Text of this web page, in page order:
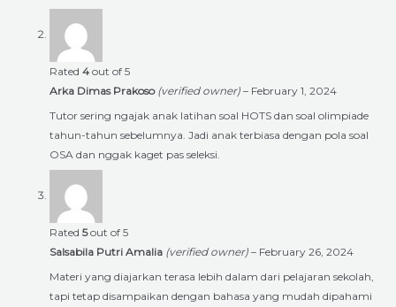
Rated 4 out of 5
Arka Dimas Prakoso (verified owner) – February 1, 2024
Tutor sering ngajak anak latihan soal HOTS dan soal olimpiade
tahun-tahun sebelumnya. Jadi anak terbiasa dengan pola soal
OSA dan nggak kaget pas seleksi.
Rated 5out of 5
Salsabila Putri Amalia (verified owner) – February 26, 2024
Materi yang diajarkan terasa lebih dalam dari pelajaran sekolah,
tapi tetap disampaikan dengan bahasa yang mudah dipahami